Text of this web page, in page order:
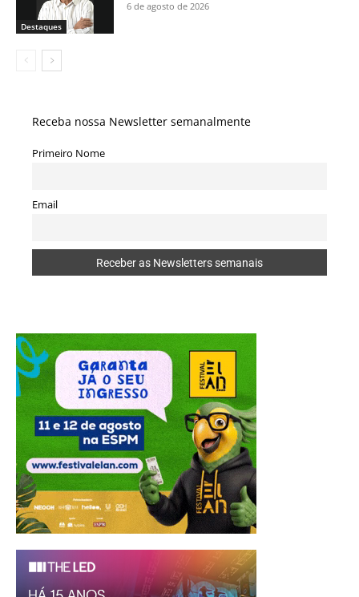
Destaques
6 de agosto de 2026
Receba nossa Newsletter semanalmente
Primeiro Nome
Email